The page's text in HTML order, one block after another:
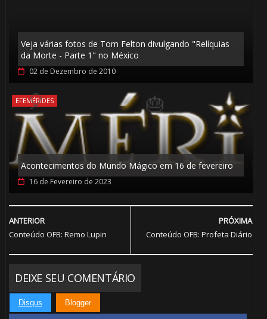
Veja várias fotos de Tom Felton divulgando "Relíquias
da Morte - Parte 1" no México
02 de Dezembro de 2010
EFEMÉRIDES
Acontecimentos do Mundo Mágico em 16 de fevereiro
16 de Fevereiro de 2023
PRÓXIMA
Conteúdo OFB: Profeta Diário
ANTERIOR
Conteúdo OFB: Remo Lupin
DEIXE SEU COMENTÁRIO
Disqus Blogger
⚡